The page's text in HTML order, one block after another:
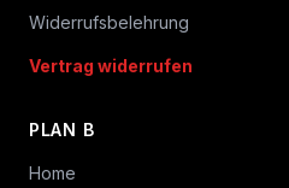
Widerrufsbelehrung
Vertrag widerrufen
PLAN B
Home